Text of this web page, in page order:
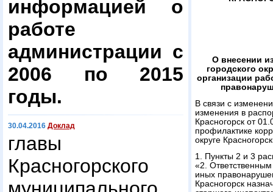
информацией о
работе
администрации с
2006 по 2015
годы.
30.04.2016 Доклад
главы
Красногорского
О внесении
городского
организации
В связи с
изменения в
Красногорск от
профилактике
округе
1. Пункты 2 и 3
«2.
иных
Красногорск